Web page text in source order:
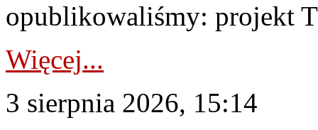
opublikowaliśmy: projekt
Więcej...
3 sierpnia 2026, 15:14